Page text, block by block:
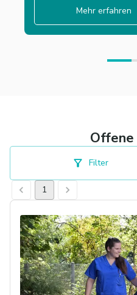
Mehr erfahren
Offene
Filter
1